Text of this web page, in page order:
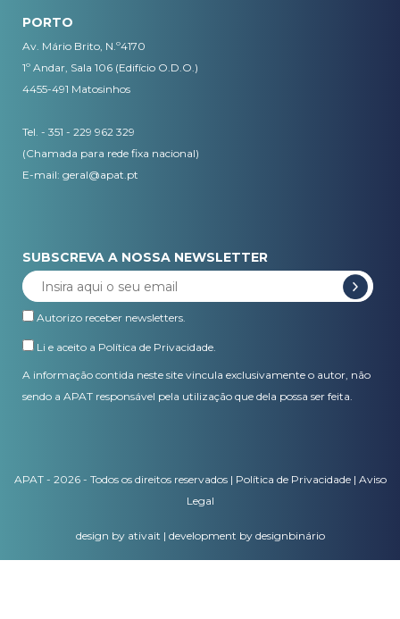
PORTO
Av. Mário Brito, N.º4170
1º Andar, Sala 106 (Edifício O.D.O.)
4455-491 Matosinhos
Tel. - 351 - 229 962 329
(Chamada para rede fixa nacional)
E-mail: geral@apat.pt
SUBSCREVA A NOSSA NEWSLETTER
Autorizo receber newsletters.
Li e aceito a Política de Privacidade.
A informação contida neste site vincula exclusivamente o autor, não
sendo a APAT responsável pela utilização que dela possa ser feita.
APAT - 2026 - Todos os direitos reservados | Política de Privacidade| Aviso
Legal
design by ativait | development by designbinário